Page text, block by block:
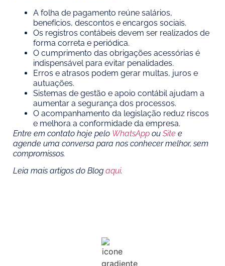
A folha de pagamento reúne salários,
benefícios, descontos e encargos sociais.
Os registros contábeis devem ser realizados de
forma correta e periódica.
O cumprimento das obrigações acessórias é
indispensável para evitar penalidades.
Erros e atrasos podem gerar multas, juros e
autuações.
Sistemas de gestão e apoio contábil ajudam a
aumentar a segurança dos processos.
O acompanhamento da legislação reduz riscos
e melhora a conformidade da empresa.
Entre em contato hoje pelo WhatsApp ou Site e
agende uma conversa para nos conhecer melhor, sem
compromissos.
Leia mais artigos do Blog aqui.